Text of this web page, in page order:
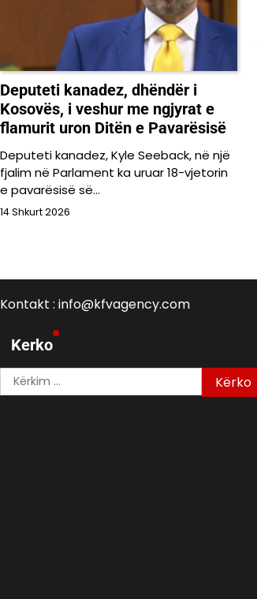
Deputeti kanadez, dhëndër i
Kosovës, i veshur me ngjyrat e
flamurit uron Ditën e Pavarësisë
Deputeti kanadez, Kyle Seeback, në një
fjalim në Parlament ka uruar 18-vjetorin
e pavarësisë së…
14 Shkurt 2026
Kontakt : info@kfvagency.com
Kerko
Kërko
për: